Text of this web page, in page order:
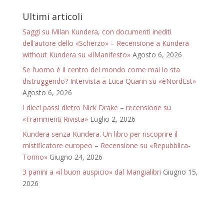
Ultimi articoli
Saggi su Milan Kundera, con documenti inediti
dell’autore dello «Scherzo» – Recensione a Kundera
without Kundera su «ilManifesto» Agosto 6, 2026
Se l’uomo è il centro del mondo come mai lo sta
distruggendo? Intervista a Luca Quarin su «èNordEst»
Agosto 6, 2026
I dieci passi dietro Nick Drake – recensione su
«Frammenti Rivista» Luglio 2, 2026
Kundera senza Kundera. Un libro per riscoprire il
mistificatore europeo – Recensione su «Repubblica-
Torino» Giugno 24, 2026
3 panini a «il buon auspicio» dal Mangialibri Giugno 15,
2026